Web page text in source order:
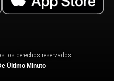
los derechos reservados.
Último Minuto